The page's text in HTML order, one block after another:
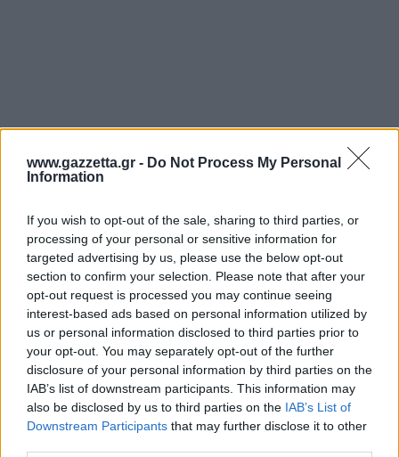
www.gazzetta.gr - Do Not Process My Personal
Information
If you wish to opt-out of the sale, sharing to third parties, or
processing of your personal or sensitive information for
targeted advertising by us, please use the below opt-out
section to confirm your selection. Please note that after your
opt-out request is processed you may continue seeing
interest-based ads based on personal information utilized by
us or personal information disclosed to third parties prior to
your opt-out. You may separately opt-out of the further
disclosure of your personal information by third parties on the
IAB’s list of downstream participants. This information may
also be disclosed by us to third parties on the IAB’s List of
Downstream Participants that may further disclose it to other
Ο.Κ.: Το κοινό σας είναι...
Α.Π.: Εγώ φεύγω, με συγχωρείτε, δεν μπορώ να
κάθομαι με έναν άνθρωπο, ο οποίος με προσβάλει
μέσα στο μαγαζί που δουλεύω...